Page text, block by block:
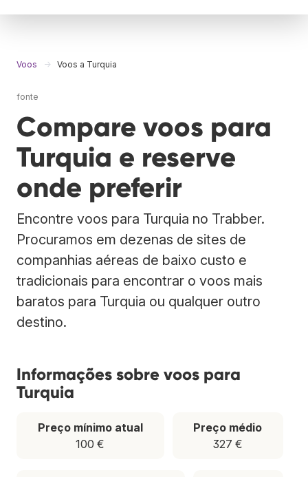
Voos Voos a Turquia
fonte
Compare voos para
Turquia e reserve
onde preferir
Encontre voos para Turquia no Trabber.
Procuramos em dezenas de sites de
companhias aéreas de baixo custo e
tradicionais para encontrar o voos mais
baratos para Turquia ou qualquer outro
destino.
Informações sobre voos para
Turquia
Preço mínimo atual
100 €
Preço médio
327 €